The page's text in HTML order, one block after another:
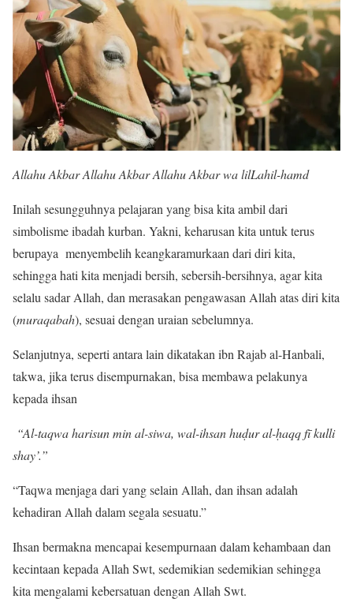
Allahu Akbar Allahu Akbar Allahu Akbar wa lilLahil-hamd
Inilah sesungguhnya pelajaran yang bisa kita ambil dari
simbolisme ibadah kurban. Yakni, keharusan kita untuk terus
berupaya menyembelih keangkaramurkaan dari diri kita,
sehingga hati kita menjadi bersih, sebersih-bersihnya, agar kita
selalu sadar Allah, dan merasakan pengawasan Allah atas diri kita
(muraqabah), sesuai dengan uraian sebelumnya.
Selanjutnya, seperti antara lain dikatakan ibn Rajab al-Hanbali,
takwa, jika terus disempurnakan, bisa membawa pelakunya
kepada ihsan
“Al-taqwa harisun min al-siwa, wal-ihsan huḍur al-ḥaqq fī kulli
shay’.”
“Taqwa menjaga dari yang selain Allah, dan ihsan adalah
kehadiran Allah dalam segala sesuatu.”
Ihsan bermakna mencapai kesempurnaan dalam kehambaan dan
kecintaan kepada Allah Swt, sedemikian sedemikian sehingga
kita mengalami kebersatuan dengan Allah Swt.